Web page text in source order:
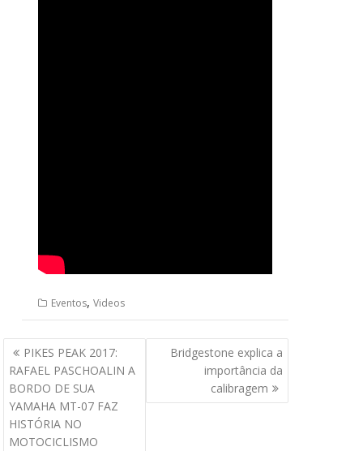
Eventos, Videos
Navegação
de
Post
PIKES PEAK 2017:
RAFAEL PASCHOALIN A
BORDO DE SUA
YAMAHA MT-07 FAZ
HISTÓRIA NO
MOTOCICLISMO
Bridgestone explica a
importância da
calibragem